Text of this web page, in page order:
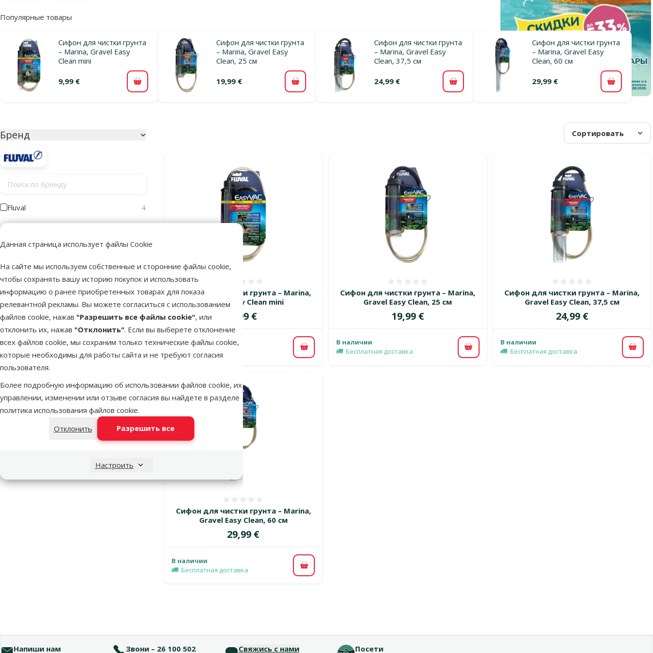
Данная страница использует файлы Cookie
На сайте мы используем собственные и сторонние файлы cookie,
чтобы сохранять вашу историю покупок и использовать
информацию о ранее приобретенных товарах для показа
релевантной рекламы. Вы можете согласиться с использованием
файлов cookie, нажав "Разрешить все файлы cookie", или
отклонить их, нажав "Отклонить". Если вы выберете отклонение
всех файлов cookie, мы сохраним только технические файлы cookie,
которые необходимы для работы сайта и не требуют согласия
пользователя.
Более подробную информацию об использовании файлов cookie, их
управлении, изменении или отзыве согласия вы найдете в разделе
политика использования файлов cookie.
Отклонить
Разрешить все
Настроить
Популярные товары
Сифон для чистки грунта
– Marina, Gravel Easy
Clean mini
9,99 € В корзину
Сифон для чистки грунта
– Marina, Gravel Easy
Clean, 25 см
19,99 € В корзину
Сифон для чистки грунта
– Marina, Gravel Easy
Clean, 37,5 см
24,99 € В корзину
Сифон для чистки грунта
– Marina, Gravel Easy
Clean, 60 см
29,99 € В корзину
Бренд
Поиск по бренду
Fluval 4
9 € 30 €
Оценка
Оценка 100%
0
Оценка 80%
Оценка 40%
0
Оценка 20%
0
Сортировать
Сифон для чистки грунта – Marina,
Gravel Easy Clean mini
Цена
9,99 €
В наличии В корзину
Сифон для чистки грунта – Marina,
Gravel Easy Clean, 25 см
Цена
19,99 €
В наличии
Бесплатная доставка
В корзину
Сифон для чистки грунта – Marina,
Gravel Easy Clean, 37,5 см
Цена
24,99 €
В наличии
Бесплатная доставка
В
Сифон для чистки грунта – Marina,
Gravel Easy Clean, 60 см
Цена
29,99 €
В наличии
Бесплатная доставка
В корзину
Напиши нам Звони – 26 100 502 Свяжись с нами Посети